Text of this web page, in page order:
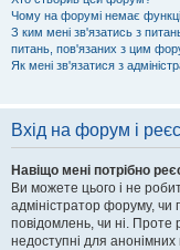
Чому на форумі немає
З ким мені зв'язатись з
питань, пов'язаних з цим
Як мені зв'язатися з
Вхід на форум і
Навіщо мені потрібно
Ви можете цього і не
адміністратор форуму, чи
повідомлень, чи ні. Проте
недоступні для анонімних